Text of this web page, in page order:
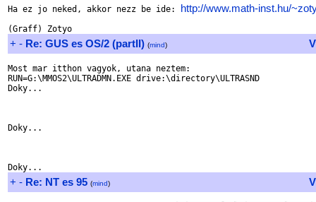
Ha ez jo neked, akkor nezz be ide: http://www.math-inst.hu/
+ - Re: GUS es OS/2 (partII) (mind)
Most mar itthon vagyok, utana neztem:
RUN=G:\MMOS2\ULTRADMN.EXE drive:\directory\ULTRASND
Doky...
Doky...
+ - Re: NT es 95 (mind)